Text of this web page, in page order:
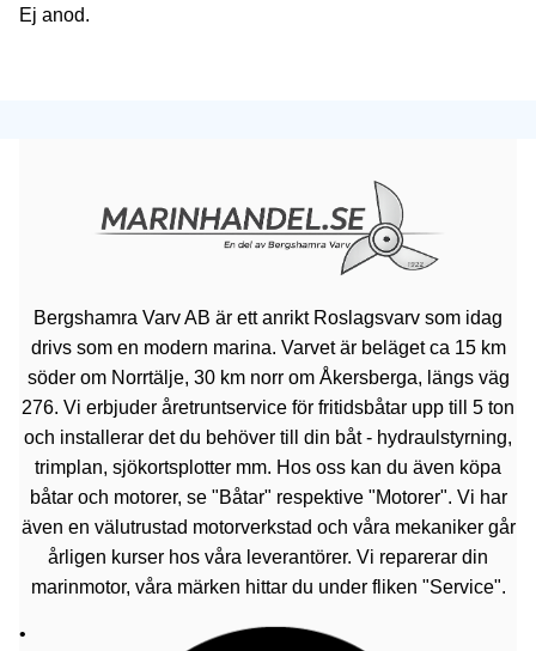
Ej anod.
Bergshamra Varv AB är ett anrikt Roslagsvarv som idag
drivs som en modern marina. Varvet är beläget ca 15 km
söder om Norrtälje, 30 km norr om Åkersberga, längs väg
276. Vi erbjuder åretruntservice för fritidsbåtar upp till 5 ton
och installerar det du behöver till din båt - hydraulstyrning,
trimplan, sjökortsplotter mm. Hos oss kan du även köpa
båtar och motorer, se "Båtar" respektive "Motorer". Vi har
även en välutrustad motorverkstad och våra mekaniker går
årligen kurser hos våra leverantörer. Vi reparerar din
marinmotor, våra märken hittar du under fliken "Service".